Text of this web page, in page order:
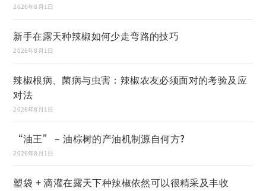
2026年8月1日
新手在露天种辣椒如何少走弯路的技巧
2026年8月1日
辣椒根病、菌病与虫害：辣椒农友必须面对的考验及应
对法
2026年8月1日
“油王” – 油棕树的产油机制源自何方?
2026年8月1日
塑袋 + 滴灌在露天下种辣椒依然可以很精采及丰收